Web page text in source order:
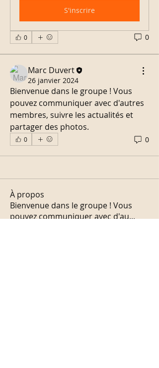
S'inscrire
0 0
Marc Duvert
26 janvier 2024
Bienvenue dans le groupe ! Vous
pouvez communiquer avec d'autres
membres, suivre les actualités et
partager des photos.
0 0
À propos
Bienvenue dans le groupe ! Vous
pouvez communiquer avec d'au...